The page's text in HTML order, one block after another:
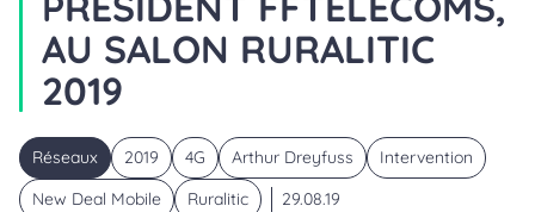
AU SALON RURALITIC
2019
Réseaux 2019 4G Arthur Dreyfuss
Intervention
New Deal Mobile
Ruralitic 29.08.19